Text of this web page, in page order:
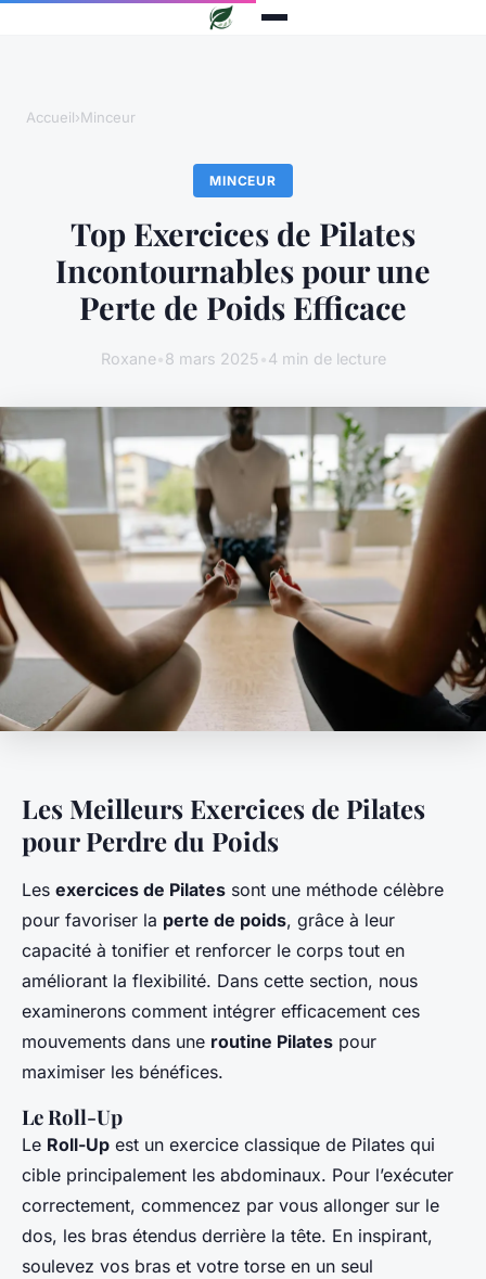
Accueil›Minceur
MINCEUR
Top Exercices de Pilates
Incontournables pour une
Perte de Poids Efficace
Roxane• 8 mars 2025 4 min de lecture
Les Meilleurs Exercices de Pilates
pour Perdre du Poids
Les exercices de Pilates sont une méthode célèbre
pour favoriser la perte de poids, grâce à leur
capacité à tonifier et renforcer le corps tout en
améliorant la flexibilité. Dans cette section, nous
examinerons comment intégrer efficacement ces
mouvements dans une routine Pilates pour
maximiser les bénéfices.
Le Roll-Up
Le Roll-Up est un exercice classique de Pilates qui
cible principalement les abdominaux. Pour l’exécuter
correctement, commencez par vous allonger sur le
dos, les bras étendus derrière la tête. En inspirant,
soulevez vos bras et votre torse en un seul